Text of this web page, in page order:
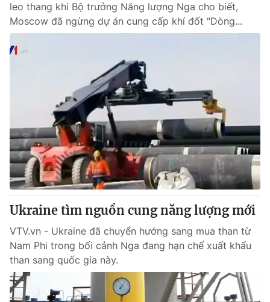
leo thang khi Bộ trưởng Năng lượng Nga cho biết,
Moscow đã ngừng dự án cung cấp khí đốt "Dòng...
Ukraine tìm nguồn cung năng lượng mới
VTV.vn - Ukraine đã chuyển hướng sang mua than từ
Nam Phi trong bối cảnh Nga đang hạn chế xuất khẩu
than sang quốc gia này.